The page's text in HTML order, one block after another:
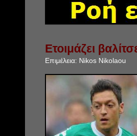
Ετοιμάζει
Επιμέλεια: Nikos Nikolaou